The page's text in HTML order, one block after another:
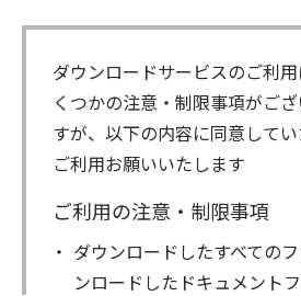
ダウンロードサービスのご利
くつかの注意・制限事項がご
すが、以下の内容に同意して
ご利用お願いいたします
ご利用の注意・制限事項
ダウンロードしたすべての
ンロードしたドキュメント